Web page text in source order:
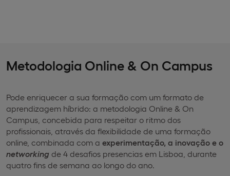
Metodologia Online & On Campus
Pode enriquecer a sua formação com um formato de
aprendizagem híbrido: a metodologia Online & On
Campus, concebida para respeitar o ritmo dos
profissionais, através da flexibilidade de uma formação
online, combinada com a experimentação, a inovação e o
networking de 4 desafios presencias em Lisboa, durante
quatro fins de semana ao longo do ano.